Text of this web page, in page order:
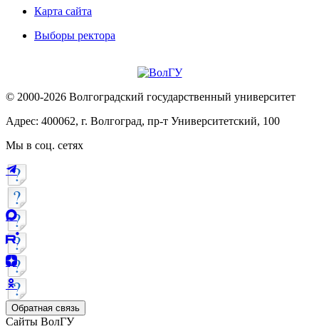
Карта сайта
Выборы ректора
© 2000-2026 Волгоградский государственный университет
Адрес: 400062, г. Волгоград, пр-т Университетский, 100
Мы в соц. сетях
Обратная связь
Сайты ВолГУ